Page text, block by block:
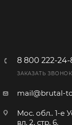
8 800 222-
ЗАКАЗАТЬ ЗВОНОК
mail@brutal-
Мос. обл.. 1-е
вл. 2, стр. 6.